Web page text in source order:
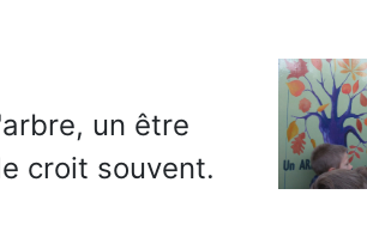
un être
croit souvent.